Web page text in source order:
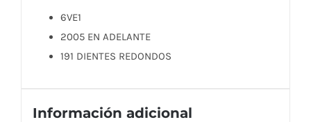
6VE1
2005 EN ADELANTE
191 DIENTES REDONDOS
Información adicional